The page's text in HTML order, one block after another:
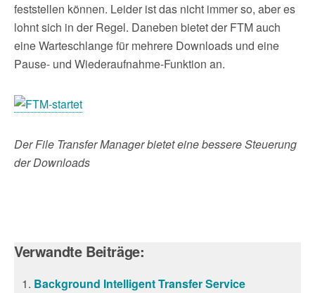
feststellen können. Leider ist das nicht immer so, aber es
lohnt sich in der Regel. Daneben bietet der FTM auch
eine Warteschlange für mehrere Downloads und eine
Pause- und Wiederaufnahme-Funktion an.
Der File Transfer Manager bietet eine bessere Steuerung
der Downloads
Verwandte Beiträge:
Background Intelligent Transfer Service